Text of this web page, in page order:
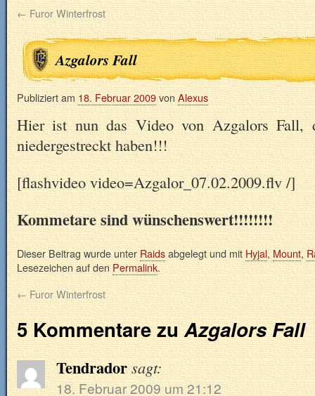
← Furor Winterfrost
Azgalors Fall
Publiziert am 18. Februar 2009von Alexus
Hier ist nun das Video von Azgalors Fall,
niedergestreckt haben!!!
[flashvideo video=Azgalor_07.02.2009.flv /]
Kommetare sind wünschenswert!!!!!!!!
Dieser Beitrag wurde unterRaidsabgelegt und mit Hyjal,Mount,
Lesezeichen auf den Permalink.
← Furor Winterfrost
5 Kommentare zuAzgalors Fall
Tendrador sagt:
18. Februar 2009 um 21:12